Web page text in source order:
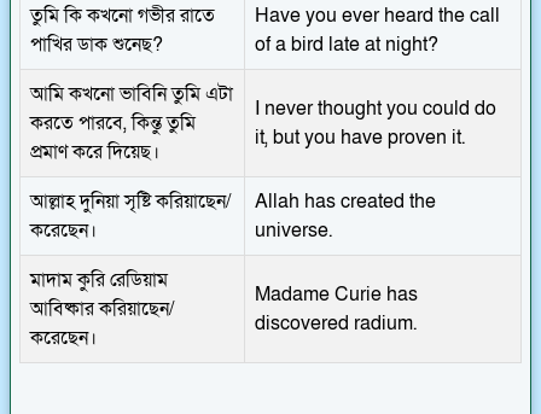
তুমি কি কখনো গভীর রাতে
পাখির ডাক শুনেছ?
Have you ever heard the call
of a bird late at night?
আমি কখনো ভাবিনি তুমি এটা
করতে পারবে, কিন্তু তুমি
প্রমাণ করে দিয়েছ।
I never thought you could do
it, but you have proven it.
আল্লাহ দুনিয়া সৃষ্টি করিয়াছেন/
করেছেন।
Allah has created the
universe.
মাদাম কুরি রেডিয়াম
আবিষ্কার করিয়াছেন/
করেছেন।
Madame Curie has
discovered radium.